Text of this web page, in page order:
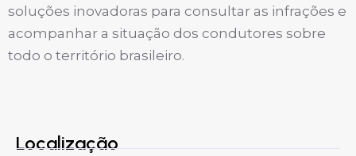
soluções inovadoras para consultar as infrações e
acompanhar a situação dos condutores sobre
todo o território brasileiro.
Localização